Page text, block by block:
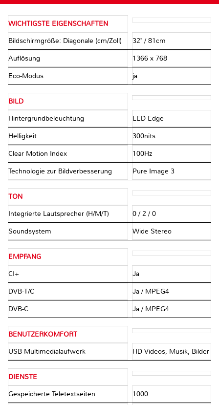
WICHTIGSTE EIGENSCHAFTEN
Bildschirmgröße: Diagonale (cm/Zoll) 32" / 81cm
Auflösung 1366 x 768
Eco-Modus ja
BILD
Hintergrundbeleuchtung LED Edge
Helligkeit 300nits
Clear Motion Index 100Hz
Technologie zur Bildverbesserung Pure Image 3
TON
Integrierte Lautsprecher (H/M/T) 0 / 2 / 0
Soundsystem Wide Stereo
EMPFANG
CI+ Ja
DVB-T/C Ja / MPEG4
DVB-C Ja / MPEG4
BENUTZERKOMFORT
USB-Multimedialaufwerk HD-Videos, Musik, Bilder
DIENSTE
Gespeicherte Teletextseiten 1000